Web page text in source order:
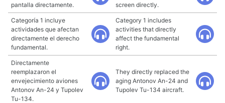
pantalla directamente.
screen directly.
Categoría 1 incluye
actividades que afectan
directamente el derecho
fundamental.
Category 1 includes
activities that directly
affect the fundamental
right.
Directamente
reemplazaron el
envejecimiento aviones
Antonov An-24 y Tupolev
Tu-134.
They directly replaced the
aging Antonov An-24 and
Tupolev Tu-134 aircraft.